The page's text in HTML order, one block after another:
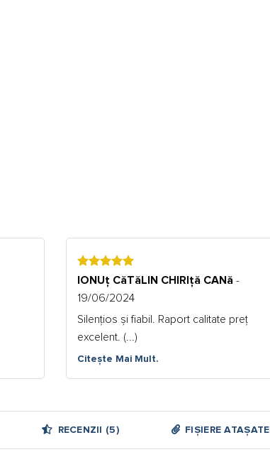
5IONUț CăTăLIN CHIRIță CANă -
19/06/2024
Silențios și fiabil. Raport calitate preț
excelent. (...)
Citește Mai Mult.
RECENZII (5) FIȘIERE ATAȘATE